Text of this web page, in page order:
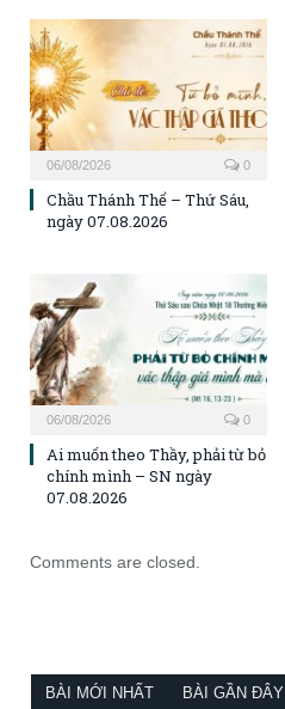
06/08/2026 0
Chầu Thánh Thể – Thứ Sáu,
ngày 07.08.2026
06/08/2026 0
Ai muốn theo Thầy, phải từ bỏ
chính mình – SN ngày
07.08.2026
Comments are closed.
BÀI MỚI NHẤT BÀI GẦN ĐÂY